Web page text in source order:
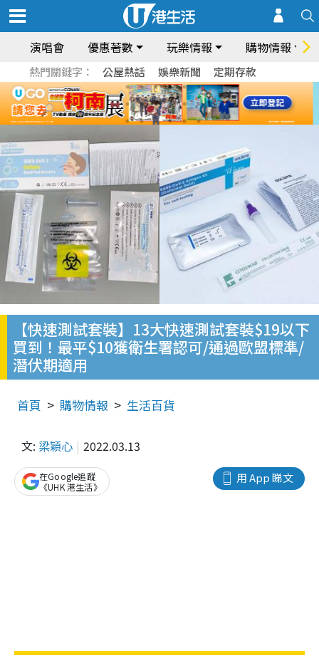
演唱會 優惠著數 玩樂情報 購物情報
熱門關鍵字： 公屋熱話 娛樂新聞 定期存款
【快速測試套裝】13大快速測試套裝$19以下
買到！最平$10獲衛生署認可/通過歐盟標準/
潛伏期適用
首頁 購物情報 生活百貨
文: 梁穎心 2022.03.13
用 App 睇文
在Google追蹤
《UHK 港生活》